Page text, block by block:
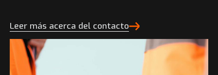
Leer más acerca del contacto